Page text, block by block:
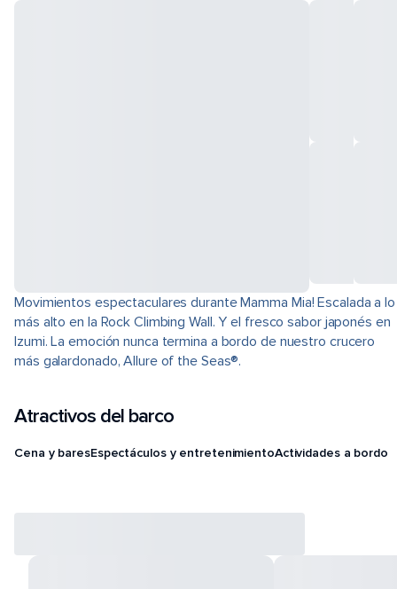
Movimientos espectaculares durante Mamma Mia! Escalada a lo
más alto en la Rock Climbing Wall. Y el fresco sabor japonés en
Izumi. La emoción nunca termina a bordo de nuestro crucero
más galardonado, Allure of the Seas®.
Atractivos del barco
Cena y baresEspectáculos y entretenimientoActividades a bordo